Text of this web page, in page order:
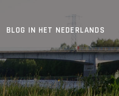
BLOG IN HET NEDERLANDS